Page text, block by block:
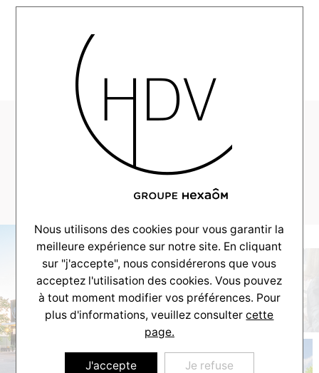
Alpha-Realisation-
Cap-Feret-2021-
01_0010_DSC_0421
Nous utilisons des cookies pour vous garantir la
meilleure expérience sur notre site. En cliquant
sur "j'accepte", nous considérerons que vous
acceptez l'utilisation des cookies. Vous pouvez
à tout moment modifier vos préférences. Pour
plus d'informations, veuillez consultercette
page.
J'accepte Je refuse